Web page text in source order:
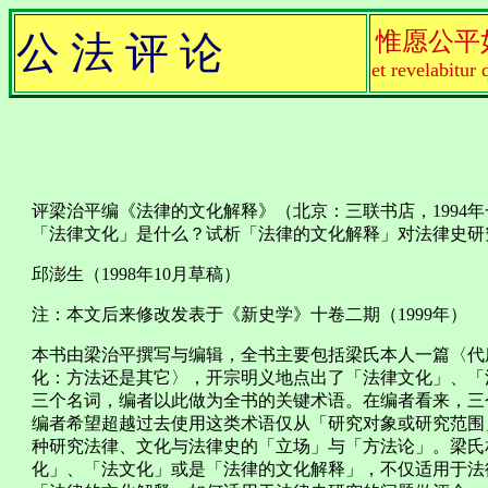
公 法 评 论 惟愿公平
et revelabitur
评梁治平编《法律的文化解释》（北京：三联书店，1994
「法律文化」是什么？试析「法律的文化解释」对法律史
邱澎生（1998年10月草稿）
注：本文后来修改发表于《新史学》十卷二期（1999年）
本书由梁治平撰写与编辑，全书主要包括梁氏本人一篇〈
化：方法还是其它〉，开宗明义地点出了「法律文化」、
三个名词，编者以此做为全书的关键术语。在编者看来，
编者希望超越过去使用这类术语仅从「研究对象或研究范
种研究法律、文化与法律史的「立场」与「方法论」。梁
化」、「法文化」或是「法律的文化解释」，不仅适用于